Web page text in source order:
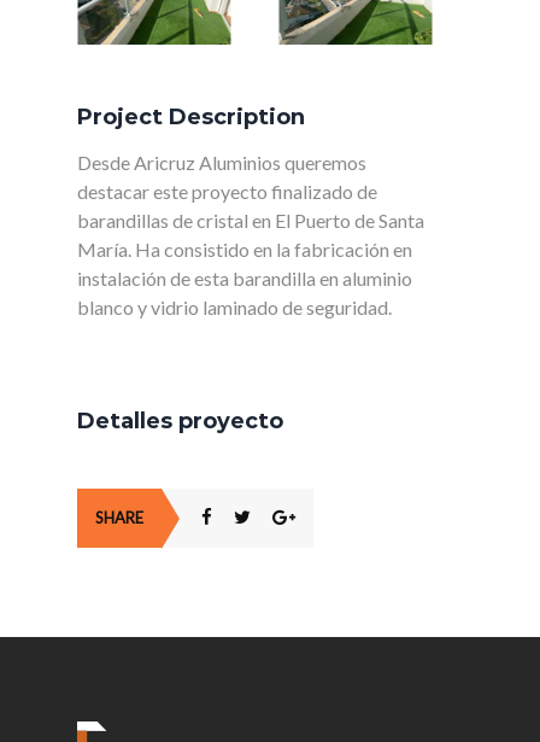
Project Description
Desde Aricruz Aluminios queremos
destacar este proyecto finalizado de
barandillas de cristal en El Puerto de Santa
María. Ha consistido en la fabricación en
instalación de esta barandilla en aluminio
blanco y vidrio laminado de seguridad.
Detalles proyecto
SHARE